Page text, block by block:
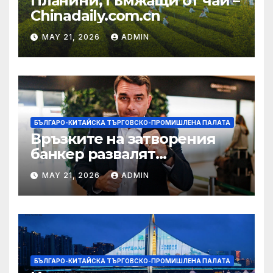
Chinadaily.com.cn
MAY 21, 2026 ADMIN
БЪЛГАРО-КИТАЙСКА ТЪРГОВСКО-ПРОМИШЛЕНА ПАЛАТА
Връзките на затворения
банкер развалят
надеждите на Флавио
Болсонаро за президент на
Бразилия
MAY 21, 2026 ADMIN
БЪЛГАРО-КИТАЙСКА ТЪРГОВСКО-ПРОМИШЛЕНА ПАЛАТА